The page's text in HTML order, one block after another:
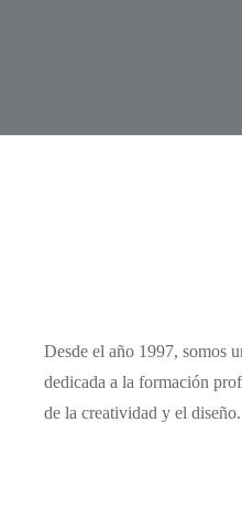
Desde el año 1997, somos
dedicada a la formación
de la creatividad y el diseño.